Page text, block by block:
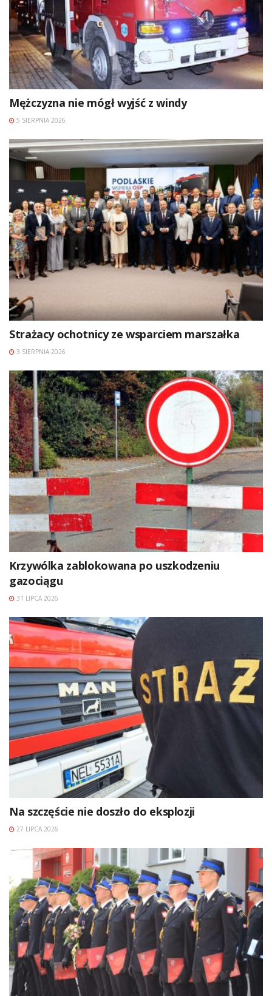
Mężczyzna nie mógł wyjść z windy
5 SIERPNIA 2026
Strażacy ochotnicy ze wsparciem marszałka
3 SIERPNIA 2026
Krzywólka zablokowana po uszkodzeniu
gazociągu
31 LIPCA 2026
Na szczęście nie doszło do eksplozji
27 LIPCA 2026